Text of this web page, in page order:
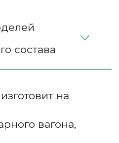
состава
на
вагона,